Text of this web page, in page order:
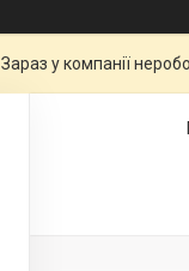
Зараз у компанії